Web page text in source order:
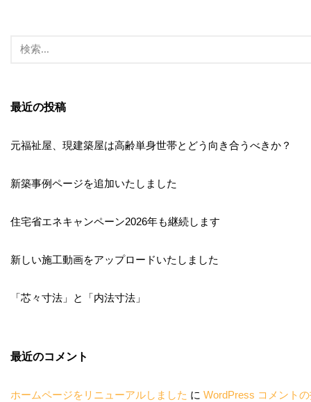
最近の投稿
元福祉屋、現建築屋は高齢単身世帯とどう向き合うべきか？
新築事例ページを追加いたしました
住宅省エネキャンペーン2026年も継続します
新しい施工動画をアップロードいたしました
「芯々寸法」と「内法寸法」
最近のコメント
ホームページをリニューアルしました に WordPress コメント